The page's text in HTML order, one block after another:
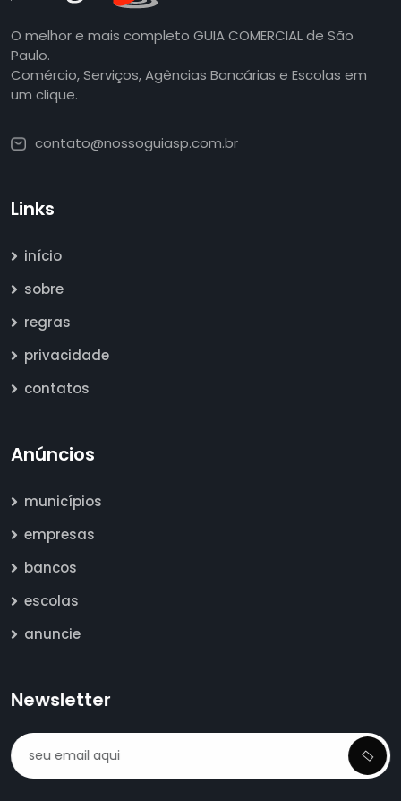
O melhor e mais completo GUIA COMERCIAL de São
Paulo.
Comércio, Serviços, Agências Bancárias e Escolas em
um clique.
contato@nossoguiasp.com.br
Links
início
sobre
regras
privacidade
contatos
Anúncios
municípios
empresas
bancos
escolas
anuncie
Newsletter